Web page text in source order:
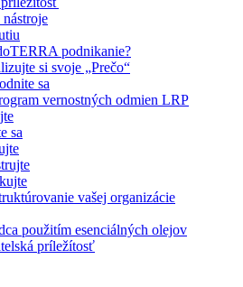
podnikanie?
si svoje „Prečo“
sa
vernostných odmien LRP
sa
vašej organizácie
použitím esenciálných olejov
príležítosť